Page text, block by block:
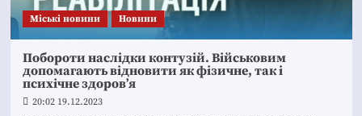
Mіські новини Новини
Побороти наслідки контузій. Військовим
допомагають відновити як фізичне, так і
психічне здоров’я
20:02 19.12.2023